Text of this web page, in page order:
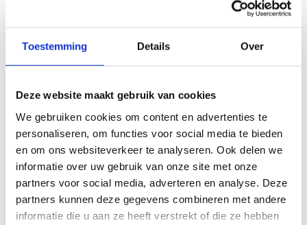
Toestemming Details Over
Deze website maakt gebruik van cookies
We gebruiken cookies om content en advertenties te
personaliseren, om functies voor social media te bieden
en om ons websiteverkeer te analyseren. Ook delen we
informatie over uw gebruik van onze site met onze
partners voor social media, adverteren en analyse. Deze
partners kunnen deze gegevens combineren met andere
informatie die u aan ze heeft verstrekt of die ze hebben
te brengen en andere mountainbikers te leiden naar de
fijnste plekken.
In onzebeoordelingsrichtlijnenvind je tips om een
oprecht nuttige beoordeling te schrijven. Respecteer je
beoordelingen te verwijderen. Wij behouden ons het recht
om kleine aanpassingen aan te brengen in het
tekstgedeelte van jouw evaluatie zonder de feitelijke
inhoud ervan te veranderen, bijvoorbeeld om taalfouten
en leesbaarheid te verbeteren.​
Voor meer informatie over onze routestructuren, neem een
kijkje bij deFAQ .